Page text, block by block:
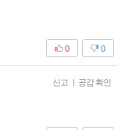
0
0
신고 | 공감 확인